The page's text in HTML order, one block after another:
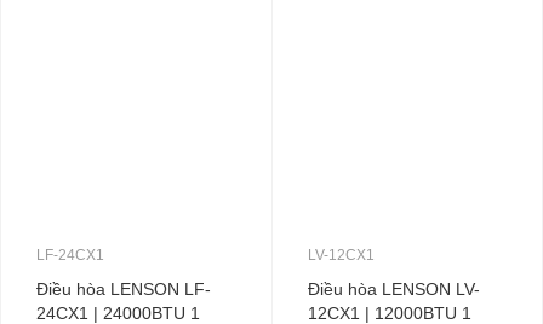
LF-24CX1
Điều hòa LENSON LF-
24CX1 | 24000BTU 1
LV-12CX1
Điều hòa LENSON LV-
12CX1 | 12000BTU 1